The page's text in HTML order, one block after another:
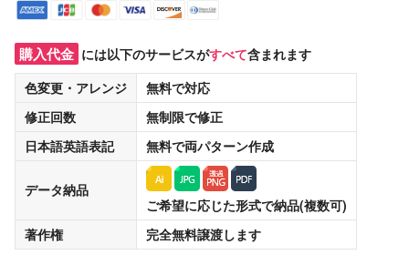
購入代金 には以下のサービスがすべて含まれます
色変更・アレンジ
無料で対応
修正回数
無制限で修正
日本語英語表記
無料で両パターン作成
データ納品
ご希望に応じた形式で納品(複数可)
著作権
完全無料譲渡します